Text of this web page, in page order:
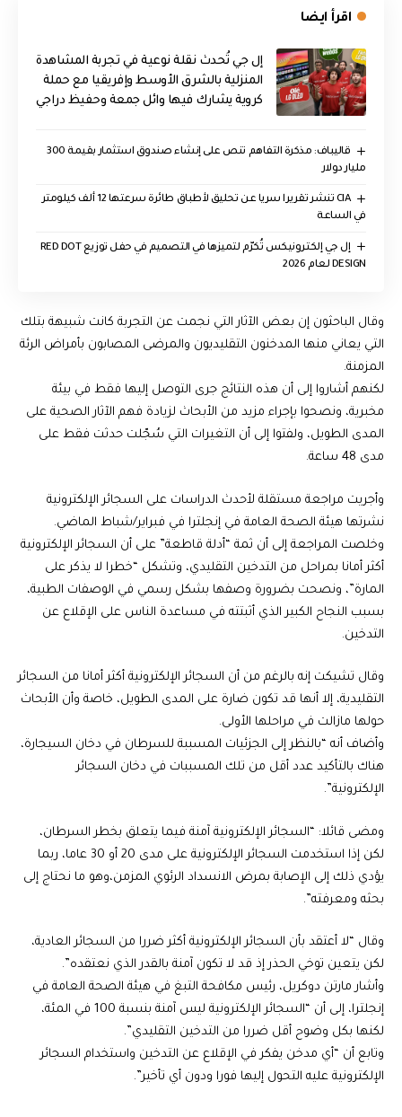
اقرأ ايضا
إل جي تُحدث نقلة نوعية في تجربة المشاهدة
المنزلية بالشرق الأوسط وإفريقيا مع حملة
كروية يشارك فيها وائل جمعة وحفيظ دراجي
قاليباف: مذكرة التفاهم تنص على إنشاء صندوق استثمار بقيمة 300
مليار دولار
CIA تنشر تقريرا سريا عن تحليق لأطباق طائرة سرعتها 12 ألف كيلومتر
في الساعة
إل جي إلكترونيكس تُكرّم لتميزها في التصميم في حفل توزيع RED DOT
DESIGN لعام 2026
وقال الباحثون إن بعض الآثار التي نجمت عن التجربة كانت شبيهة بتلك
التي يعاني منها المدخنون التقليديون والمرضى المصابون بأمراض الرئة
المزمنة.
لكنهم أشاروا إلى أن هذه النتائج جرى التوصل إليها فقط في بيئة
مخبرية، ونصحوا بإجراء مزيد من الأبحاث لزيادة فهم الآثار الصحية على
المدى الطويل، ولفتوا إلى أن التغيرات التي سُجّلت حدثت فقط على
مدى 48 ساعة.
وأجريت مراجعة مستقلة لأحدث الدراسات على السجائر الإلكترونية
نشرتها هيئة الصحة العامة في إنجلترا في فبراير/شباط الماضي.
وخلصت المراجعة إلى أن ثمة “أدلة قاطعة” على أن السجائر الإلكترونية
أكثر أمانا بمراحل من التدخين التقليدي، وتشكل “خطرا لا يذكر على
المارة”، ونصحت بضرورة وصفها بشكل رسمي في الوصفات الطبية،
بسبب النجاح الكبير الذي أثبتته في مساعدة الناس على الإقلاع عن
التدخين.
وقال تشيكت إنه بالرغم من أن السجائر الإلكترونية أكثر أمانا من السجائر
التقليدية، إلا أنها قد تكون ضارة على المدى الطويل، خاصة وأن الأبحاث
حولها مازالت في مراحلها الأولى.
وأضاف أنه “بالنظر إلى الجزئيات المسببة للسرطان في دخان السيجارة،
هناك بالتأكيد عدد أقل من تلك المسببات في دخان السجائر
الإلكترونية”.
ومضى قائلا: “السجائر الإلكترونية آمنة فيما يتعلق بخطر السرطان،
لكن إذا استخدمت السجائر الإلكترونية على مدى 20 أو 30 عاما، ربما
يؤدي ذلك إلى الإصابة بمرض الانسداد الرئوي المزمن،وهو ما نحتاج إلى
بحثه ومعرفته”.
وقال “لا أعتقد بأن السجائر الإلكترونية أكثر ضررا من السجائر العادية،
لكن يتعين توخي الحذر إذ قد لا تكون آمنة بالقدر الذي نعتقده”.
وأشار مارتن دوكريل، رئيس مكافحة التبغ في هيئة الصحة العامة في
إنجلترا، إلى أن “السجائر الإلكترونية ليس آمنة بنسبة 100 في المئة،
لكنها بكل وضوح أقل ضررا من التدخين التقليدي”.
وتابع أن “أي مدخن يفكر في الإقلاع عن التدخين واستخدام السجائر
الإلكترونية عليه التحول إليها فورا ودون أي تأخير”.